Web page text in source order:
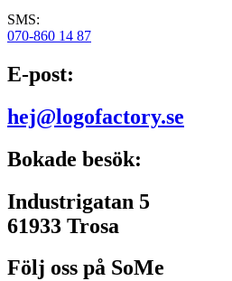
SMS:
070-860 14 87
E-post:
hej@logofactory.se
Bokade besök:
Industrigatan 5
61933 Trosa
Följ oss på SoMe